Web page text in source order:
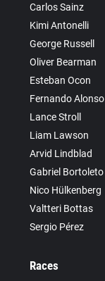
Carlos Sainz
Kimi Antonelli
George Russell
Oliver Bearman
Esteban Ocon
Fernando Alonso
Lance Stroll
Liam Lawson
Arvid Lindblad
Gabriel Bortoleto
Nico Hülkenberg
Valtteri Bottas
Sergio Pérez
Races